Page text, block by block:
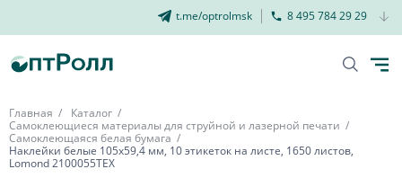
t.me/optrolmsk 8 495 784 29 29
Главная
Каталог
Самоклеющиеся материалы для струйной и лазерной печати
Самоклеющаяся белая бумага
Наклейки белые 105х59,4 мм, 10 этикеток на листе, 1650 листов,
Lomond 2100055ТЕХ